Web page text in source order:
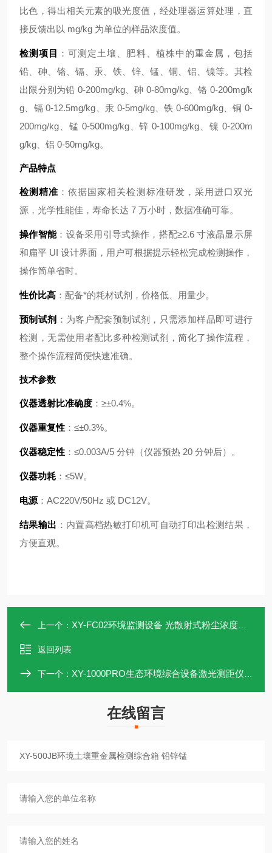
比色，得出相关元素的吸光度值，经处理器运算处理，直
接反馈出以 mg/kg 为单位的样品浓度值。
检测项目
：可测定土壤、肥料、植株中的重金属，包括
铅、砷、铬、镉、汞、铁、锌、锰、铜、铝、镍等。其检
出限分别为铅 0-200mg/kg、砷 0-80mg/kg、铬 0-200mg/k
g、镉 0-12.5mg/kg、汞 0-5mg/kg、铁 0-600mg/kg、铜 0-
200mg/kg、锰 0-500mg/kg、锌 0-100mg/kg、镍 0-200m
g/kg、铝 0-50mg/kg。
产品特点
检测精准 ：依据国家相关检测标准研发，采用进口双光
源，光学性能佳，寿命长达 7 万小时，数据准确可靠。
操作智能：设备采用引导式操作，搭配≥2.6 寸液晶显示屏
和扁平 UI 设计界面，用户可根据提示轻松完成检测操作，
操作简单省时。
性价比高 ：配备*的耗材试剂，价格低、用量少。
预制试剂 ：为客户配套预制试剂，只需添加样品即可进行
检测，无需使用者配比多种检测试剂，简化了操作流程，
整个操作流程简便快速准确。
技术参数
仪器透射比准确度 ：≥±0.4%。
仪器重复性 ：≤±0.3%。
仪器稳定性 ：≤0.003A/5 分钟（仪器预热 20 分钟后）。
仪器功耗 ：≤5W。
电源 ：AC220V/50Hz 或 DC12V。
结果输出 ：内置高档热敏打印机可自动打印出检测结果，
方便直观。
上一个： XY-FC02环境监测设备 光散射式粉尘浓度测试仪
返回列表
下一个： XY-1000PRO生态环境综合设备激光测距仪 范围0-1000米
在线留言